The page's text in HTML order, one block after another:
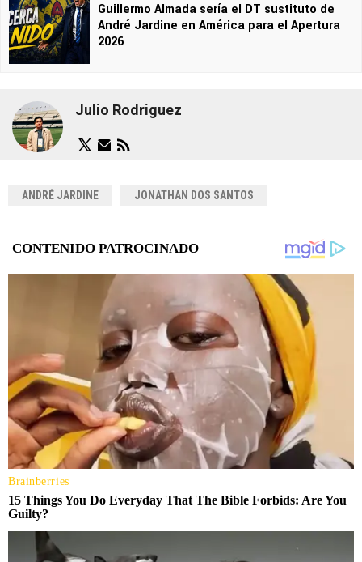
Guillermo Almada sería el DT sustituto de
André Jardine en América para el Apertura
2026
Julio Rodriguez
ANDRÉ JARDINE JONATHAN DOS SANTOS